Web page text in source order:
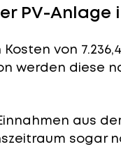
PV-Anlage
Kosten von
werden diese
aus
sogar